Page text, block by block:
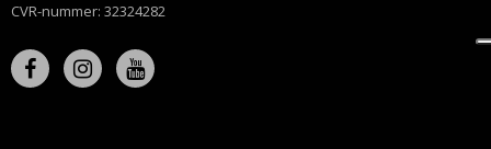
CVR-nummer: 32324282